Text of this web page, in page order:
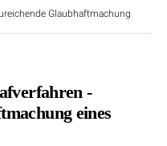
Glaubhaftmachung
-
eines